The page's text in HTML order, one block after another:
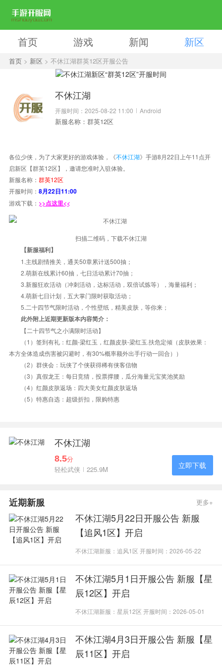
首页 游戏 新闻 新区
首页> 新区 > 不休江湖群英12区开服公告
不休江湖
开服时间：2025-08-22 11:00 Android
新服名称：群英12区
各位少侠，为了大家更好的游戏体验，《不休江湖》手游8月22日上午11点开
启新区【群英12区】，邀请您准时入驻体验。
新服名称： 群英12区
开服时间： 8月22日11:00
游戏下载： >>点这里<<
扫描二维码，下载不休江湖
【新服福利】
1.主线剧情推关，通关50章累计送500抽；
2.萌新在线累计60抽，七日活动累计70抽；
3.新服狂欢活动（冲刺活动，达标活动，双倍试炼等），海量福利；
4.萌新七日计划，五大掌门限时获取活动；
5.二十四节气限时活动，个性壁纸，精美皮肤，等你来；
此外附上近期更新版本内容简介：
【二十四节气之小满限时活动】
（1）签到有礼：红颜-梁红玉，红颜皮肤-梁红玉.扶危定倾（皮肤效果：
本方全体造成伤害被闪避时，有30%概率额外出手行动一回合））
（2）群侠会：玩侠了个侠获得稀有侠客信物
（3）真假龙王：每日竞猜，投票撑腰，瓜分海量元宝奖池奖励
（4）红颜皮肤返场：四大美女红颜皮肤返场
（5）特惠自选：超级折扣，限购特惠
不休江湖
8.5分
轻松武侠
225.9M 立即下载
近期新服 更多+
不休江湖5月22日开服公告 新服
【追风1区】开启
不休江湖新服：追风1区 开服时间：2026-05-22
不休江湖5月1日开服公告 新服【星
辰12区】开启
不休江湖新服：星辰12区 开服时间：2026-05-01
不休江湖4月3日开服公告 新服【星
辰11区】开启